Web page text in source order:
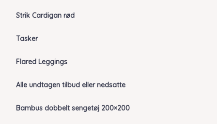
Strik Cardigan rød
Tasker
Flared Leggings
Alle undtagen tilbud eller nedsatte
Bambus dobbelt sengetøj 200×200